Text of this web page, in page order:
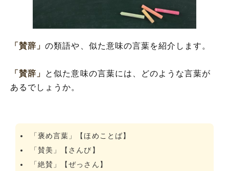
「賛辞」の類語や、似た意味の言葉を紹介します。
「賛辞」
と似た意味の言葉には、どのような言葉が
あるでしょうか。
「褒め言葉」【ほめことば】
「賛美」【さんび】
「絶賛」【ぜっさん】